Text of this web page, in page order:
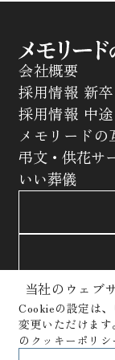
会社概要
採用情報 新卒
採用情報 中途
メモリードの
弔文・供花サ
いい葬儀
サイトポリシー
クッキーポリシ
当社のウェブ
Cookieの設定は
変更いただけます。
のクッキーポリ